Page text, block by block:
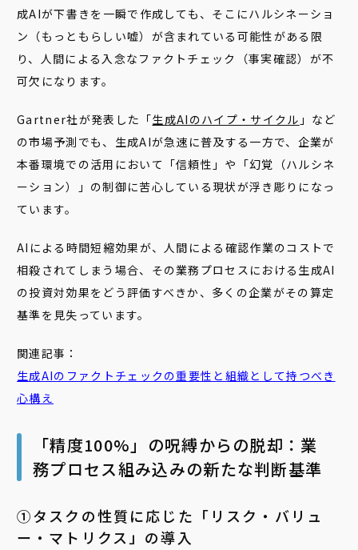
成AIが下書きを一瞬で作成しても、そこにハルシネーショ
ン（もっともらしい嘘）が含まれている可能性がある限
り、人間による入念なファクトチェック（事実確認）が不
可欠になります。
Gartner社が発表した「生成AIのハイプ・サイクル 」など
の市場予測でも、生成AIが急速に普及する一方で、企業が
本番環境での活用において「信頼性」や「幻覚（ハルシネ
ーション）」の制御に苦心している現状が浮き彫りになっ
ています。
AIによる時間短縮効果が、人間による確認作業のコストで
相殺されてしまう場合、その業務プロセスにおける生成AI
の投資対効果をどう評価すべきか、多くの企業がその算定
基準を見失っています。
関連記事：
生成AIのファクトチェックの重要性と組織として持つべき
心構え
「精度100%」の呪縛からの脱却：業
務プロセス組み込みの新たな判断基準
➀タスクの性質に応じた「リスク・バリュ
ー・マトリクス」の導入